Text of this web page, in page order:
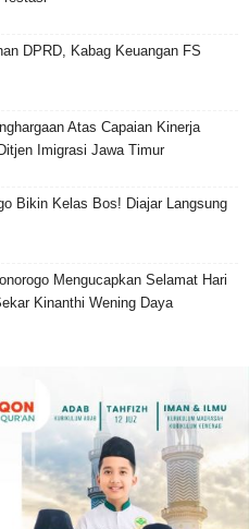
DPRD, Kabag Keuangan FS
Atas Capaian Kinerja
Imigrasi Jawa Timur
Bikin Kelas Bos! Diajar Langsung
Mengucapkan Selamat Hari
Kinanthi Wening Daya